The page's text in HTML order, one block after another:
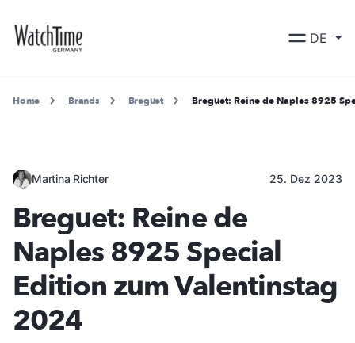
DE
Home Brands Breguet Breguet: Reine de Naples 8925
Martina Richter 25. Dez 2023
Breguet: Reine de
Naples 8925 Special
Edition zum Valentinstag
2024